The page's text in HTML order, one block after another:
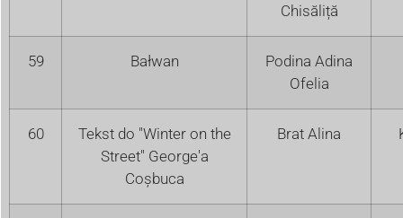
Chisăliță
59 Bałwan
Podina Adina
Ofelia
60
Tekst do "Winter on the
Street" George'a
Coșbuca
Brat Alina